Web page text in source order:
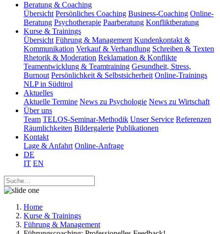
Beratung & Coaching
Übersicht Persönliches Coaching Business-Coaching Online-
Beratung Psychotherapie Paarberatung Konfliktberatung
Kurse & Trainings
Übersicht Führung & Management Kundenkontakt &
Kommunikation Verkauf & Verhandlung Schreiben & Texten
Rhetorik & Moderation Reklamation & Konflikte
Teamentwicklung & Teamtraining Gesundheit, Stress,
Burnout Persönlichkeit & Selbstsicherheit Online-Trainings
NLP in Südtirol
Aktuelles
Aktuelle Termine News zu Psychologie News zu Wirtschaft
Über uns
Team TELOS-Seminar-Methodik Unser Service Referenzen
Räumlichkeiten Bildergalerie Publikationen
Kontakt
Lage & Anfahrt Online-Anfrage
DE
IT EN
Home
Kurse & Trainings
Führung & Management